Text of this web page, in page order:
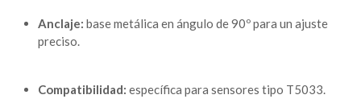
Anclaje: base metálica en ángulo de 90º para un ajuste
preciso.
Compatibilidad: específica para sensores tipo T5033.